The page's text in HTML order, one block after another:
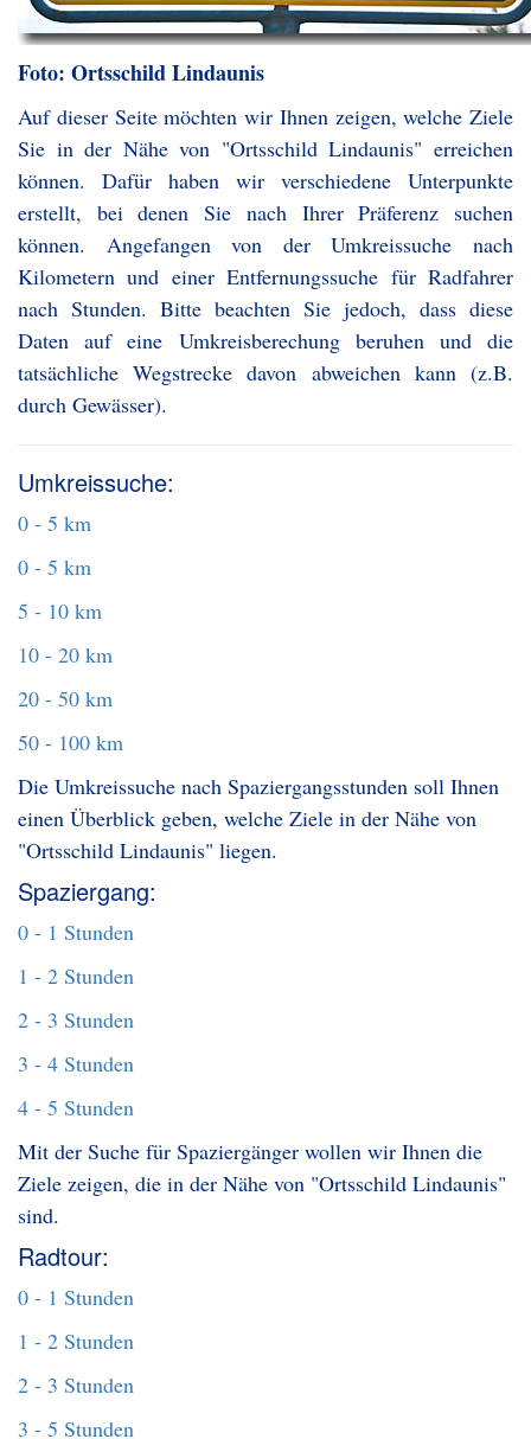
Foto: Ortsschild Lindaunis
Auf dieser Seite möchten wir Ihnen zeigen, welche Ziele
Sie in der Nähe von "Ortsschild Lindaunis" erreichen
können. Dafür haben wir verschiedene Unterpunkte
erstellt, bei denen Sie nach Ihrer Präferenz suchen
können. Angefangen von der Umkreissuche nach
Kilometern und einer Entfernungssuche für Radfahrer
nach Stunden. Bitte beachten Sie jedoch, dass diese
Daten auf eine Umkreisberechung beruhen und die
tatsächliche Wegstrecke davon abweichen kann (z.B.
durch Gewässer).
Umkreissuche:
0 - 5 km
0 - 5 km
5 - 10 km
10 - 20 km
20 - 50 km
50 - 100 km
Die Umkreissuche nach Spaziergangsstunden soll Ihnen
einen Überblick geben, welche Ziele in der Nähe von
"Ortsschild Lindaunis" liegen.
Spaziergang:
0 - 1 Stunden
1 - 2 Stunden
2 - 3 Stunden
3 - 4 Stunden
4 - 5 Stunden
Mit der Suche für Spaziergänger wollen wir Ihnen die
Ziele zeigen, die in der Nähe von "Ortsschild Lindaunis"
sind.
Radtour:
0 - 1 Stunden
1 - 2 Stunden
2 - 3 Stunden
3 - 5 Stunden